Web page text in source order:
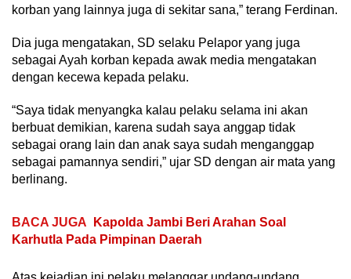
korban yang lainnya juga di sekitar sana,” terang Ferdinan.
Dia juga mengatakan, SD selaku Pelapor yang juga
sebagai Ayah korban kepada awak media mengatakan
dengan kecewa kepada pelaku.
“Saya tidak menyangka kalau pelaku selama ini akan
berbuat demikian, karena sudah saya anggap tidak
sebagai orang lain dan anak saya sudah menganggap
sebagai pamannya sendiri,” ujar SD dengan air mata yang
berlinang.
BACA JUGA
Kapolda Jambi Beri Arahan Soal
Karhutla Pada Pimpinan Daerah